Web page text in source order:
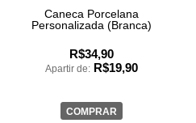
Caneca Porcelana
Personalizada (Branca)
R$34,90
Apartir de: R$19,90
COMPRAR